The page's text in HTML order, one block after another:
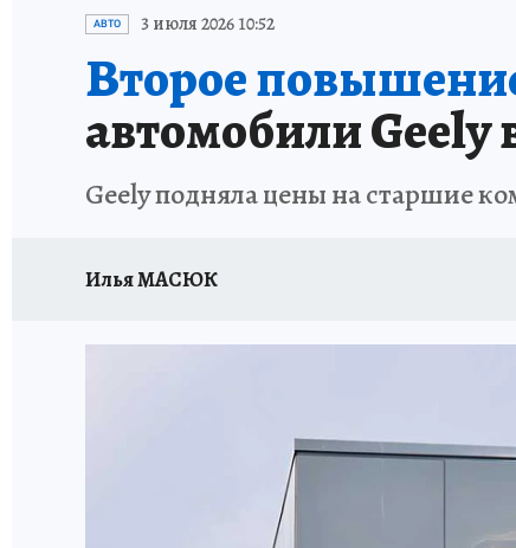
ИСПЫТАНО НА СЕБЕ
АВТО 3 июля 2026 10:52
Второе
автомобили Geely
Geely подняла цены на старшие
Илья МАСЮК